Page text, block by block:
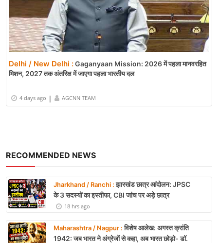
RECOMMENDED NEWS
Jharkhand / Ranchi :झारखंड छात्र आंदोलन: JPSC
के 3 सदस्यों का इस्तीफा, CBI जांच पर अड़े छात्र
18 hrs ago
Maharashtra / Nagpur :विशेष आलेख: अगस्त क्रांति
1942: जब भारत ने अंग्रेजों से कहा, अब भारत छोड़ो- डॉ.
Delhi / New Delhi :Gaganyaan Mission: 2026 में पहला मानवरहित
मिशन, 2027 तक अंतरिक्ष में जाएगा पहला भारतीय दल
4 days ago | AGCNN TEAM